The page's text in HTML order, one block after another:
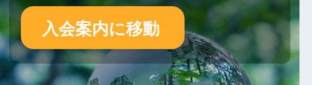
入会案内に移動